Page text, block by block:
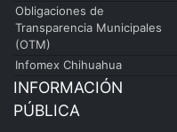
Obligaciones de
Transparencia Municipales
(OTM)
Infomex Chihuahua
INFORMACIÓN
PÚBLICA